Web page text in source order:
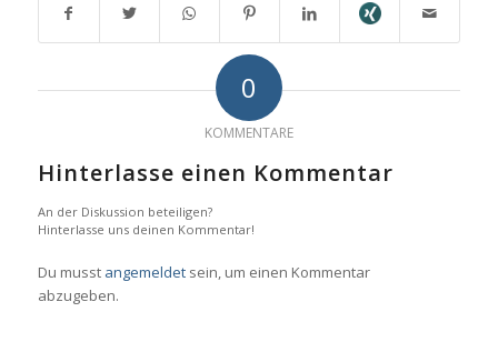
0
KOMMENTARE
Hinterlasse einen Kommentar
An der Diskussion beteiligen?
Hinterlasse uns deinen Kommentar!
Du musst angemeldetsein, um einen Kommentar
abzugeben.